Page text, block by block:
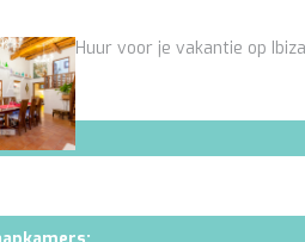
Huur voor je vakantie op